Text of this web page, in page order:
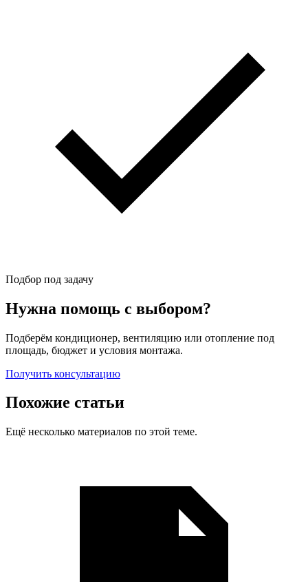
Подбор под задачу
Нужна помощь с выбором?
Подберём кондиционер, вентиляцию или отопление под
площадь, бюджет и условия монтажа.
Получить консультацию
Похожие статьи
Ещё несколько материалов по этой теме.